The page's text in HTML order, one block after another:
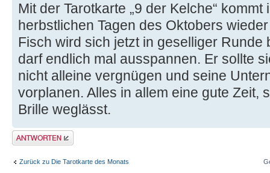
Mit der Tarotkarte „9 der Kelche“
herbstlichen Tagen des Oktobers
Fisch wird sich jetzt in geselliger
darf endlich mal ausspannen. Er sollte
nicht alleine vergnügen und seine
vorplanen. Alles in allem eine gute Zeit,
Brille weglässt.
Antwort erstellen
Zurück zu Die Tarotkarte des Monats